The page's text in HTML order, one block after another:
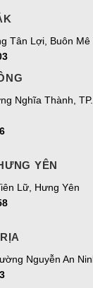
Tân Lợi, Buôn
Nghĩa Thành,
YÊN
Lữ, Hưng Yên
Nguyễn An